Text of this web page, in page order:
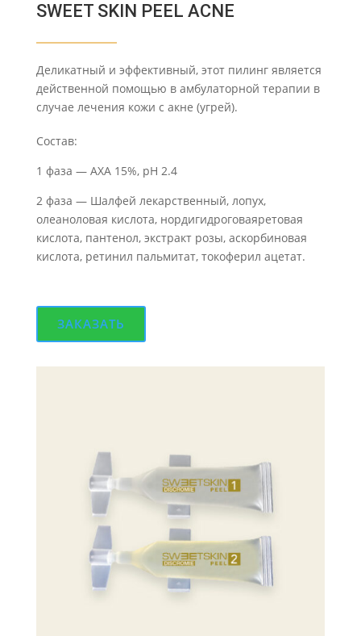
SWEET SKIN PEEL ACNE
Деликатный и эффективный, этот пилинг является
действенной помощью в амбулаторной терапии в
случае лечения кожи с акне (угрей).
Состав:
1 фаза — АХА 15%, pH 2.4
2 фаза — Шалфей лекарственный, лопух,
олеаноловая кислота, нордигидроговаяретовая
кислота, пантенол, экстракт розы, аскорбиновая
кислота, ретинил пальмитат, токоферил ацетат.
ЗАКАЗАТЬ